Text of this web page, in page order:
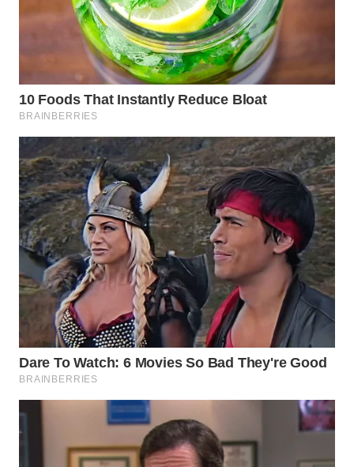
WAHANA
ADVOKAT
WAHANA
INFRASTRUKTUR
WAHANA
KONSUMEN
WAHANA
LISTRIK
WAHANA
TRAVEL
WAHANA
TV
WAHANANEWS